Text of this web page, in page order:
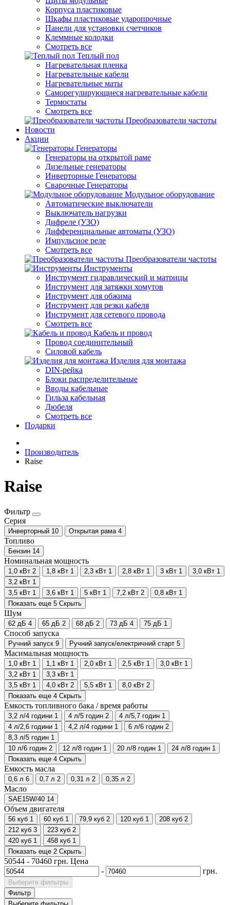
Корпуса пластиковые
Шкафы пластиковые ударопрочные
Панели для установки счетчиков
Клеммные колодки
Смотреть все
Теплый пол
Нагревательная пленка
Нагревательные кабели
Нагревательные маты
Саморегулирующиеся нагревательные кабели
Термостаты
Смотреть все
Преобразователи частоты
Новости
Акции
Генераторы
Генераторы на открытой раме
Дизельные генераторы
Инверторные Генераторы
Сварочные Генераторы
Модульное оборудование
Автоматические выключатели
Выключатель нагрузки
Дифреле (УЗО)
Дифференциальные автоматы (УЗО)
Импульсное реле
Смотреть все
Преобразователи частоты
Инструменты
Инструмент гидравлический и матрицы
Инструмент для затяжки хомутов
Инструмент для обжима
Инструмент для резки кабеля
Инструмент для сетевого провода
Смотреть все
Кабель и провод
Провод соединительный
Силовой кабель
Изделия для монтажа
DIN-рейка
Блоки распределительные
Вводы кабельные
Гильза кабельная
Дюбеля
Смотреть все
Подарки
Производитель
Raise
Raise
Фильтр
Серия
Инверторный 10 Открытая рама 4
Топливо
Бензин 14
Номинальная мощность
1,0 кВт 2 1,8 кВт 1 2,3 кВт 1 2,8 кВт 1 3 кВт 1 3,0 кВт 1
3,2 кВт 1
3,5 кВт 1 3,6 кВт 1 5 кВт 1 7,2 кВт 2 0,8 кВт 1
Показать еще 5 Скрыть
Шум
62 дБ 4 65 дБ 2 68 дБ 2 73 дБ 4 75 дБ 1
Способ запуска
Ручний запуск 9 Ручний запуск/електричний старт 5
Масимальная мощность
1,0 кВт 1 1,1 кВт 1 2,0 кВт 1 2,5 кВт 1 3,0 кВт 1
3,2 кВт 1 3,3 кВт 1
3,5 кВт 1 4,0 кВт 2 5,5 кВт 1 8,0 кВт 2
Показать еще 4 Скрыть
Емкость топливного бака / время работы
3,2 л/4 години 1 4 л/5 годин 2 4 л/5,7 годин 1
4 л/2,6 години 1 4,2 л/4 години 1 6 л/6 годин 2
8,3 л/5 годин 1
10 л/6 годин 2 12 л/8 годин 1 20 л/8 годин 1 24 л/8 годин 1
Показать еще 4 Скрыть
Емкость масла
0,6 л 6 0,7 л 2 0,31 л 2 0,35 л 2
Масло
SAE15W/40 14
Объем двигателя
56 куб 1 60 куб 1 79,9 куб 2 120 куб 1 208 куб 2
212 куб 3 223 куб 2
420 куб 1 458 куб 1
Показать еще 2 Скрыть
50544 - 70460 грн. Цена
-
грн.
Выберите фильтры
Фильтр